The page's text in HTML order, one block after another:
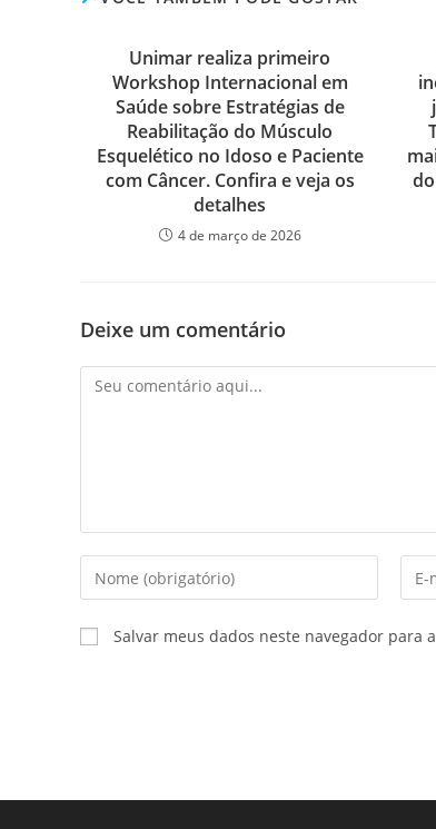
Unimar realiza primeiro
Workshop Internacional em
Saúde sobre Estratégias de
Reabilitação do Músculo
Esquelético no Idoso e Paciente
com Câncer. Confira e veja os
detalhes
4 de março de 2026
Deixe um comentário
Comentário
Digite
seu
nome
ou
Digite
seu
Salvar meus dados neste navegador para